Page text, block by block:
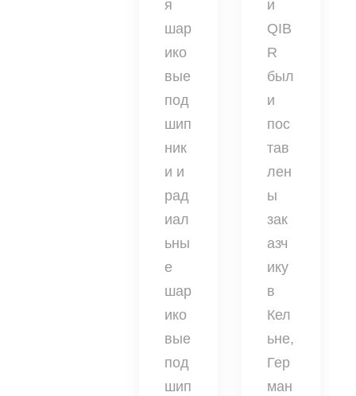
я
шар
ико
вые
под
шип
ник
и и
рад
иал
ьны
е
шар
ико
вые
под
шип
и
QIB
R
был
и
пос
тав
лен
ы
зак
азч
ику
в
Кел
ьне,
Гер
ман